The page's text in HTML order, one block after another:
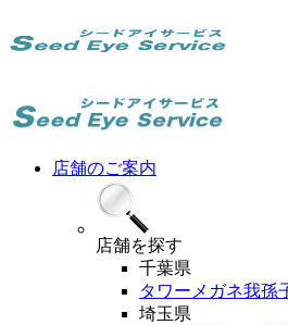
店舗のご案内
店舗を探す
千葉県
タワーメガネ我孫
埼玉県